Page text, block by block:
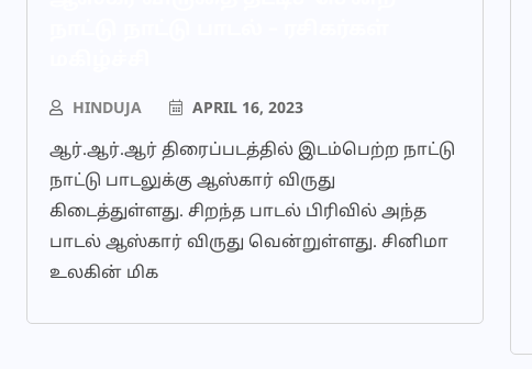
HINDUJA APRIL 16, 2023
ஆர்.ஆர்.ஆர் திரைப்படத்தில் இடம்பெற்ற நாட்டு
நாட்டு பாடலுக்கு ஆஸ்கார் விருது
கிடைத்துள்ளது. சிறந்த பாடல் பிரிவில் அந்த
பாடல் ஆஸ்கார் விருது வென்றுள்ளது. சினிமா
உலகின் மிக